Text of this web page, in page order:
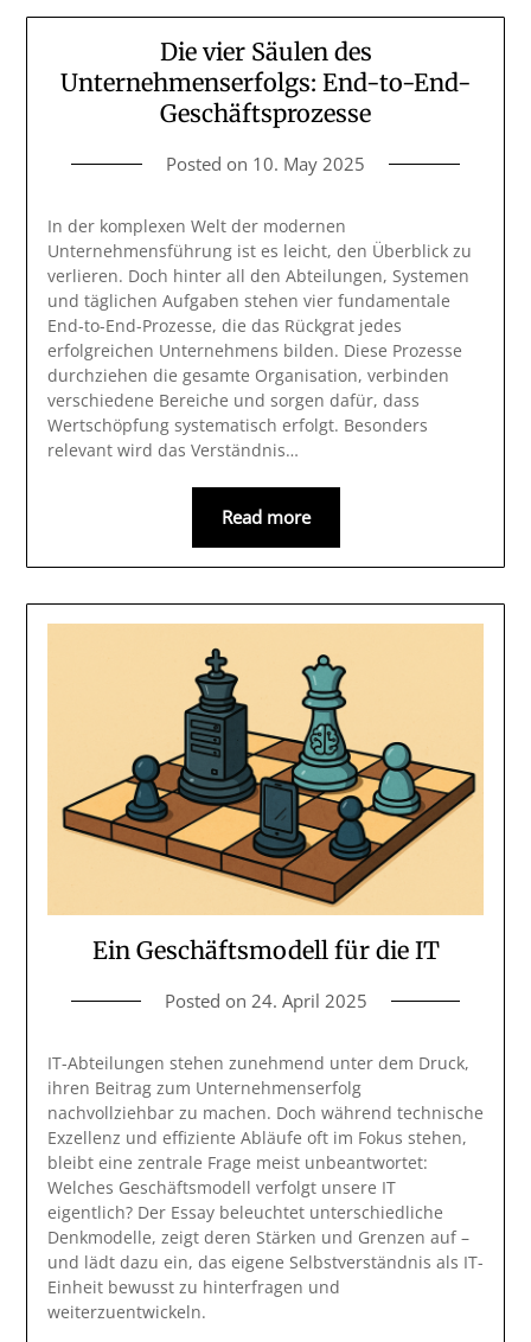
Die vier Säulen des
Unternehmenserfolgs: End-to-End-
Geschäftsprozesse
Posted on 10. May 2025
In der komplexen Welt der modernen
Unternehmensführung ist es leicht, den Überblick zu
verlieren. Doch hinter all den Abteilungen, Systemen
und täglichen Aufgaben stehen vier fundamentale
End-to-End-Prozesse, die das Rückgrat jedes
erfolgreichen Unternehmens bilden. Diese Prozesse
durchziehen die gesamte Organisation, verbinden
verschiedene Bereiche und sorgen dafür, dass
Wertschöpfung systematisch erfolgt. Besonders
relevant wird das Verständnis…
Read more
Ein Geschäftsmodell für die IT
Posted on 24. April 2025
IT-Abteilungen stehen zunehmend unter dem Druck,
ihren Beitrag zum Unternehmenserfolg
nachvollziehbar zu machen. Doch während technische
Exzellenz und effiziente Abläufe oft im Fokus stehen,
bleibt eine zentrale Frage meist unbeantwortet:
Welches Geschäftsmodell verfolgt unsere IT
eigentlich? Der Essay beleuchtet unterschiedliche
Denkmodelle, zeigt deren Stärken und Grenzen auf –
und lädt dazu ein, das eigene Selbstverständnis als IT-
Einheit bewusst zu hinterfragen und
weiterzuentwickeln.